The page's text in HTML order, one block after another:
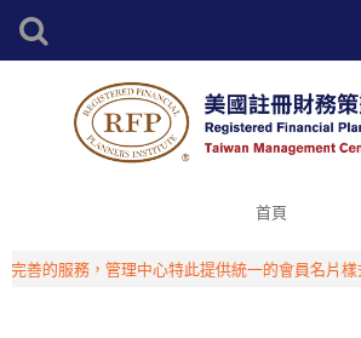
首頁
的服務，管理中心特此提供統一的會員名片樣式